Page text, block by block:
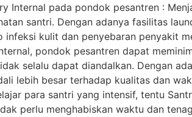
Internal pada pondok pesantren :
santri. Dengan adanya fasilitas
kulit dan penyebaran penyakit
pondok pesantren dapat
selalu dapat diandalkan. Dengan
lebih besar terhadap kualitas dan
para santri yang intensif, tentu
perlu menghabiskan waktu dan